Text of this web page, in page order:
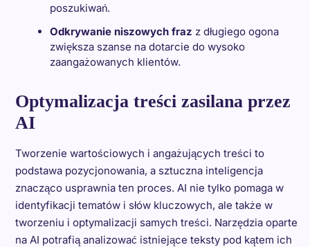
poszukiwań.
Odkrywanie niszowych fraz z długiego ogona
zwiększa szanse na dotarcie do wysoko
zaangażowanych klientów.
Optymalizacja treści zasilana przez
AI
Tworzenie wartościowych i angażujących treści to
podstawa pozycjonowania, a sztuczna inteligencja
znacząco usprawnia ten proces. AI nie tylko pomaga w
identyfikacji tematów i słów kluczowych, ale także w
tworzeniu i optymalizacji samych treści. Narzędzia oparte
na AI potrafią analizować istniejące teksty pod kątem ich